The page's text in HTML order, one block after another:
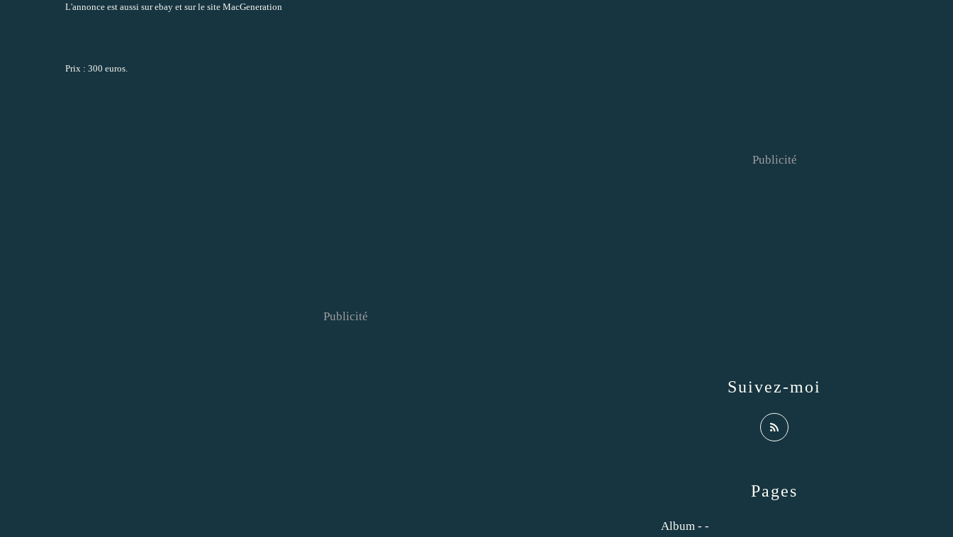
L'annonce est aussi sur ebay et sur le site MacGeneration
Prix : 300 euros.
Publicité
Pages
Album - -
Suivez-moi
Publicité